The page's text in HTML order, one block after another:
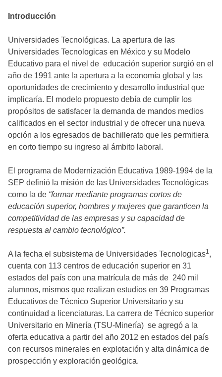
Introducción
Universidades Tecnológicas. La apertura de las
Universidades Tecnologicas en México y su Modelo
Educativo para el nivel de educación superior surgió en el
año de 1991 ante la apertura a la economía global y las
oportunidades de crecimiento y desarrollo industrial que
implicaría. El modelo propuesto debía de cumplir los
propósitos de satisfacer la demanda de mandos medios
calificados en el sector industrial y de ofrecer una nueva
opción a los egresados de bachillerato que les permitiera
en corto tiempo su ingreso al ámbito laboral.
El programa de Modernización Educativa 1989-1994 de la
SEP definió la misión de las Universidades Tecnológicas
como la de “formar mediante programas cortos de
educación superior, hombres y mujeres que garanticen la
competitividad de las empresas y su capacidad de
respuesta al cambio tecnológico”.
A la fecha el subsistema de Universidades Tecnologicas1 ,
cuenta con 113 centros de educación superior en 31
estados del país con una matrícula de más de 240 mil
alumnos, mismos que realizan estudios en 39 Programas
Educativos de Técnico Superior Universitario y su
continuidad a licenciaturas. La carrera de Técnico superior
Universitario en Minería (TSU-Minería) se agregó a la
oferta educativa a partir del año 2012 en estados del país
con recursos minerales en explotación y alta dinámica de
prospección y exploración geológica.